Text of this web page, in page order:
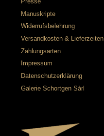
Manuskripte
Widerrufsbelehrung
Versandkosten & Lieferzeiten
Zahlungsarten
Impressum
Datenschutzerklärung
Galerie Schortgen Sàrl